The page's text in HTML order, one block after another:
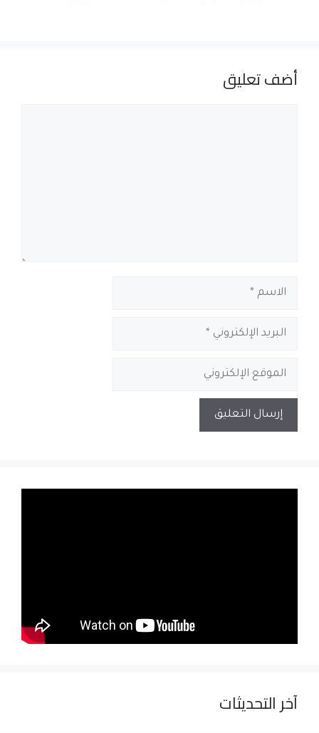
أضف تعليق
آخر التحديثات